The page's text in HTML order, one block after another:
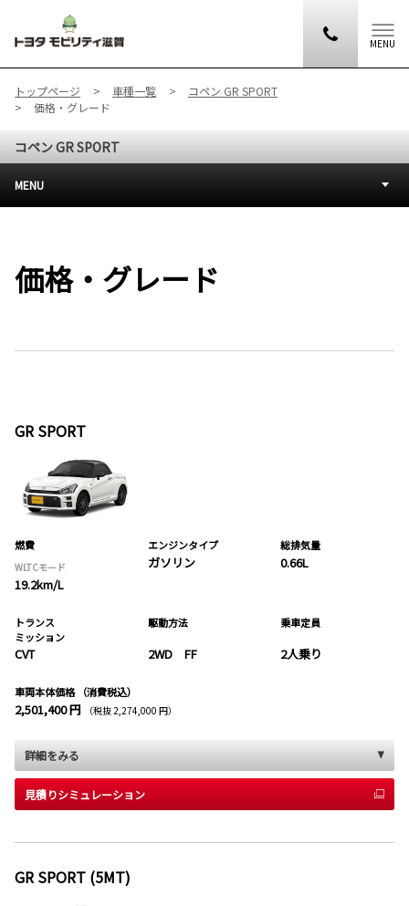
MENU
トップページ 車種一覧
コペン GR SPORT
価格・グレード
コペン GR SPORT
MENU
価格・グレード
GR SPORT
燃費
WLTCモード
19.2km/L
エンジンタイプ
ガソリン
総排気量
0.66L
トランス
ミッション
CVT
駆動方法
2WD FF
乗車定員
2人乗り
車両本体価格 （消費税込）
2,501,400 円 （税抜 2,274,000 円）
詳細をみる
見積りシミュレーション
GR SPORT (5MT)